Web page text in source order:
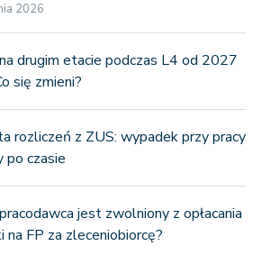
2026
drugim etacie podczas L4 od 2027
się zmieni?
rozliczeń z ZUS: wypadek przy pracy
po czasie
jest zwolniony z opłacania
na FP za zleceniobiorcę?